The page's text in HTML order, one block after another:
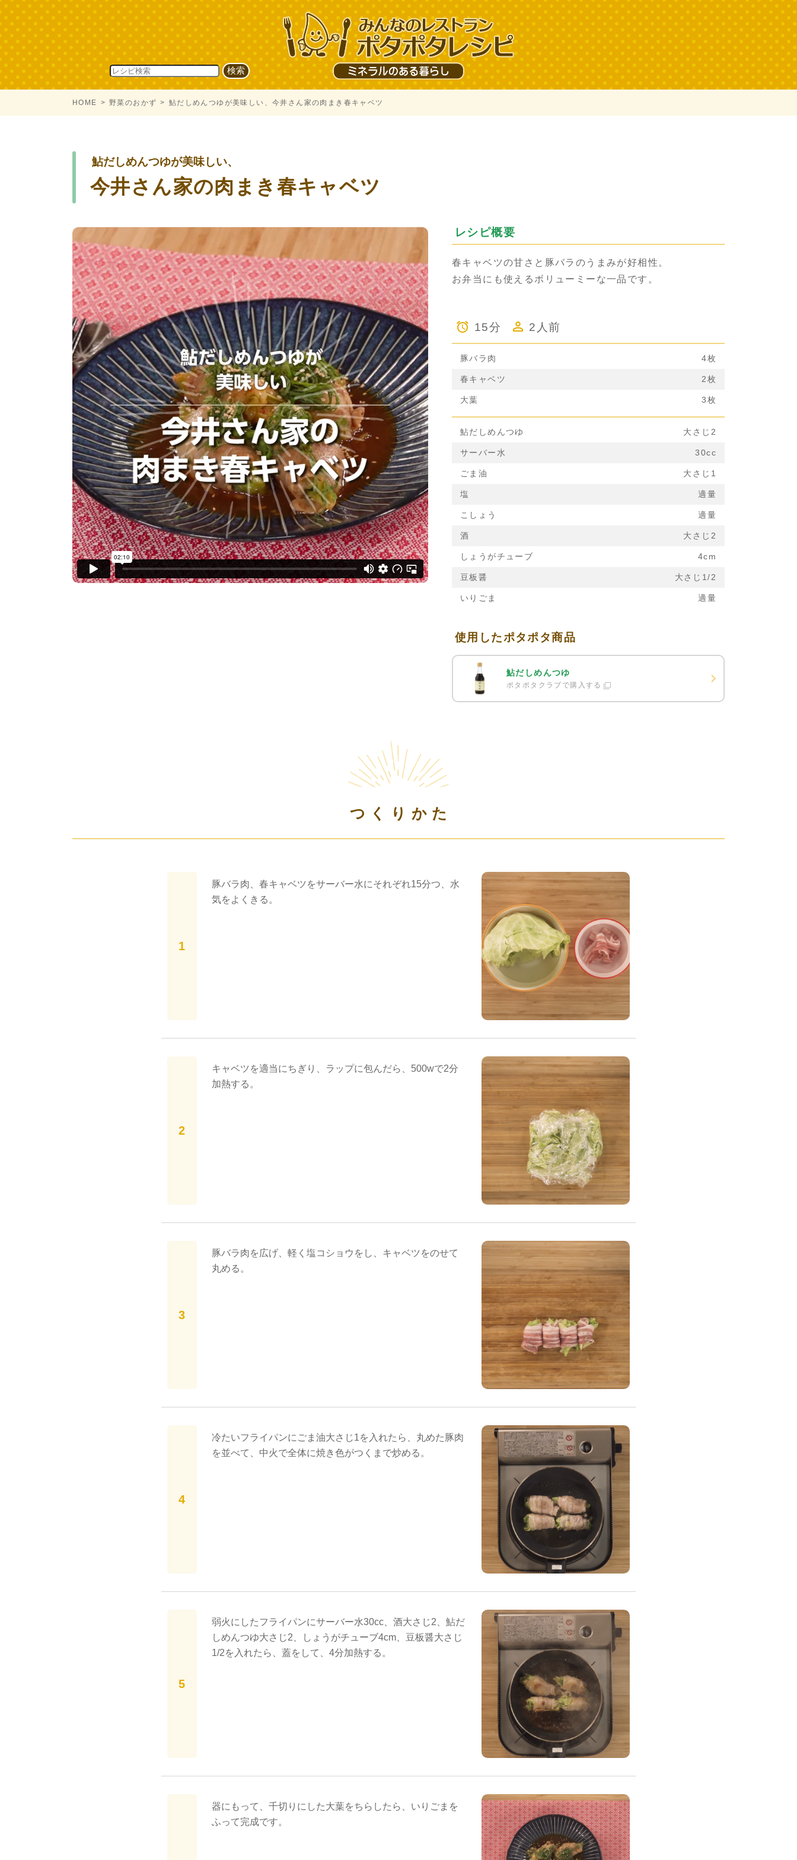
HOME 野菜のおかず 鮎だしめんつゆが美味しい、今井さん家の肉まき春キャベツ
鮎だしめんつゆが美味しい、
今井さん家の肉まき春キャベツ
レシピ概要
春キャベツの甘さと豚バラのうまみが好相性。
お弁当にも使えるボリューミーな一品です。
15分 2人前
豚バラ肉 4枚
春キャベツ 2枚
大葉 3枚
鮎だしめんつゆ 大さじ2
サーバー水 30cc
ごま油 大さじ1
塩 適量
こしょう 適量
酒 大さじ2
しょうがチューブ 4cm
豆板醤 大さじ1/2
いりごま 適量
使用したポタポタ商品
鮎だしめんつゆ
ポタポタクラブで購入する
つくりかた
豚バラ肉、春キャベツをサーバー水にそれぞれ15分つ、水
気をよくきる。
キャベツを適当にちぎり、ラップに包んだら、500wで2分
加熱する。
豚バラ肉を広げ、軽く塩コショウをし、キャベツをのせて
丸める。
冷たいフライパンにごま油大さじ1を入れたら、丸めた豚肉
を並べて、中火で全体に焼き色がつくまで炒める。
弱火にしたフライパンにサーバー水30cc、酒大さじ2、鮎だ
しめんつゆ大さじ2、しょうがチューブ4cm、豆板醤大さじ
1/2を入れたら、蓋をして、4分加熱する。
器にもって、千切りにした大葉をちらしたら、いりごまを
ふって完成です。